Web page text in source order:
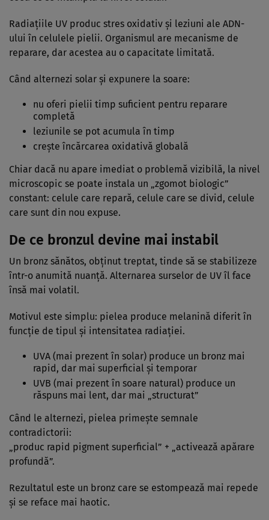
Radiațiile UV produc stres oxidativ și leziuni ale ADN-
ului în celulele pielii. Organismul are mecanisme de
reparare, dar acestea au o capacitate limitată.
Când alternezi solar și expunere la soare:
nu oferi pielii timp suficient pentru reparare
completă
leziunile se pot acumula în timp
crește încărcarea oxidativă globală
Chiar dacă nu apare imediat o problemă vizibilă, la nivel
microscopic se poate instala un „zgomot biologic”
constant: celule care repară, celule care se divid, celule
care sunt din nou expuse.
De ce bronzul devine mai instabil
Un bronz sănătos, obținut treptat, tinde să se stabilizeze
într-o anumită nuanță. Alternarea surselor de UV îl face
însă mai volatil.
Motivul este simplu: pielea produce melanină diferit în
funcție de tipul și intensitatea radiației.
UVA (mai prezent în solar) produce un bronz mai
rapid, dar mai superficial și temporar
UVB (mai prezent în soare natural) produce un
răspuns mai lent, dar mai „structurat”
Când le alternezi, pielea primește semnale
contradictorii:
„produc rapid pigment superficial” + „activează apărare
profundă”.
Rezultatul este un bronz care se estompează mai repede
și se reface mai haotic.